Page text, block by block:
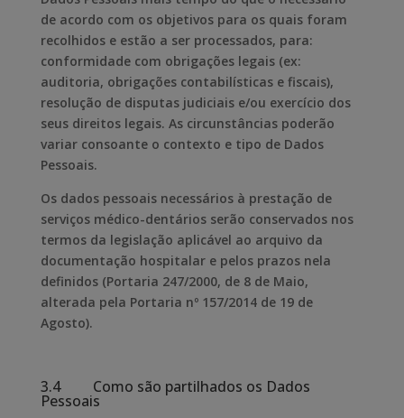
de acordo com os objetivos para os quais foram
recolhidos e estão a ser processados, para:
conformidade com obrigações legais (ex:
auditoria, obrigações contabilísticas e fiscais),
resolução de disputas judiciais e/ou exercício dos
seus direitos legais. As circunstâncias poderão
variar consoante o contexto e tipo de Dados
Pessoais.
Os dados pessoais necessários à prestação de
serviços médico-dentários serão conservados nos
termos da legislação aplicável ao arquivo da
documentação hospitalar e pelos prazos nela
definidos (Portaria 247/2000, de 8 de Maio,
alterada pela Portaria nº 157/2014 de 19 de
Agosto).
3.4 Como são partilhados os Dados
Pessoais